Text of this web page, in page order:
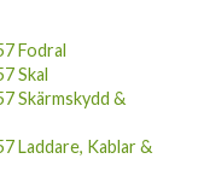
Fodral
Skal
Skärmskydd &
Laddare, Kablar &